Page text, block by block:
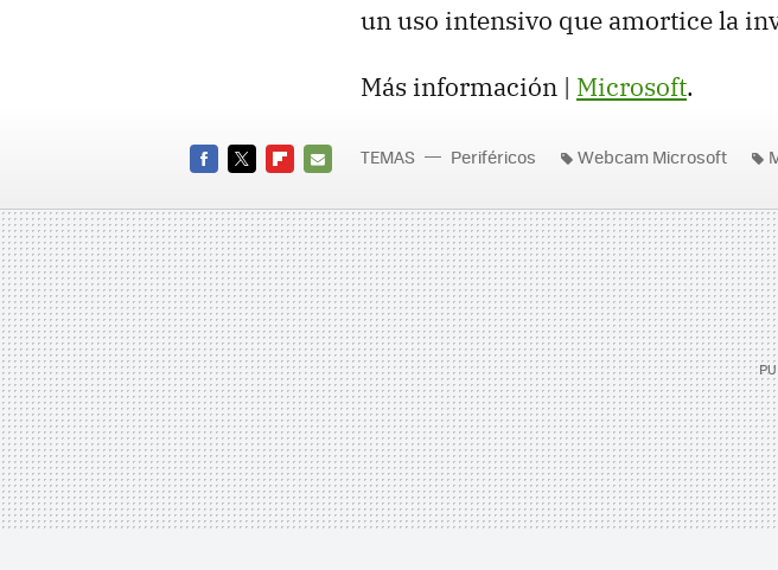
un uso intensivo que amortice la
Más información | Microsoft.
MAIL
TEMAS Periféricos Webcam Microsoft